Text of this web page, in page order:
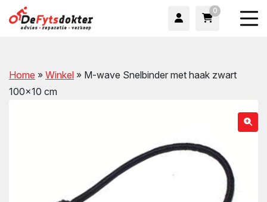
0
Home » Winkel » M-wave Snelbinder met haak zwart
100×10 cm